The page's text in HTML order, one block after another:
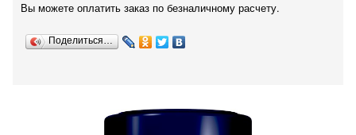
Вы можете оплатить заказ по безналичному расчету.
Поделиться…